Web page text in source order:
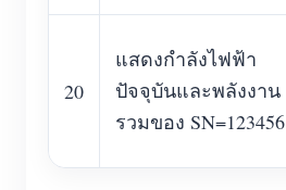
20
แสดงกำลังไฟฟ้า
ปัจจุบันและพลังงาน
รวมของ SN=123456